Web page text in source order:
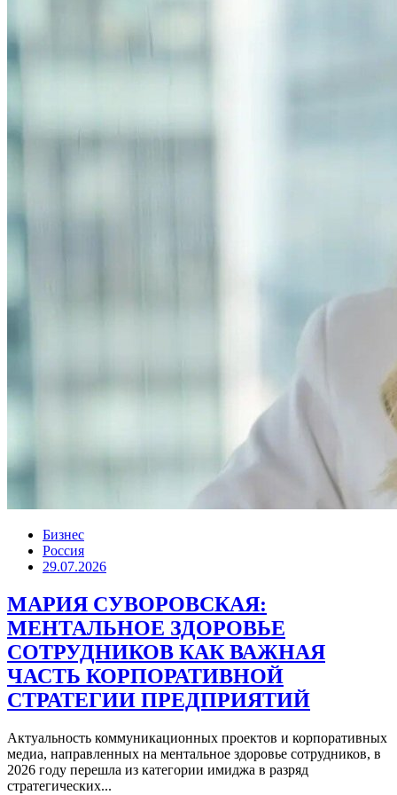
Бизнес
Россия
29.07.2026
МАРИЯ СУВОРОВСКАЯ:
МЕНТАЛЬНОЕ ЗДОРОВЬЕ
СОТРУДНИКОВ КАК ВАЖНАЯ
ЧАСТЬ КОРПОРАТИВНОЙ
СТРАТЕГИИ ПРЕДПРИЯТИЙ
Актуальность коммуникационных проектов и корпоративных
медиа, направленных на ментальное здоровье сотрудников, в
2026 году перешла из категории имиджа в разряд
стратегических...